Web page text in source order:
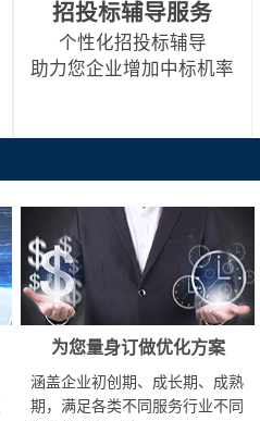
招投标辅导服务
个性化招投标辅导
助力您企业增加中标机率
为您量身订做优化方案
涵盖企业初创期、成长期、成熟
期，满足各类不同服务行业不同